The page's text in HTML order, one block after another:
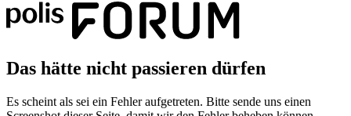
Das hätte nicht passieren dürfen
Es scheint als sei ein Fehler aufgetreten. Bitte sende uns einen